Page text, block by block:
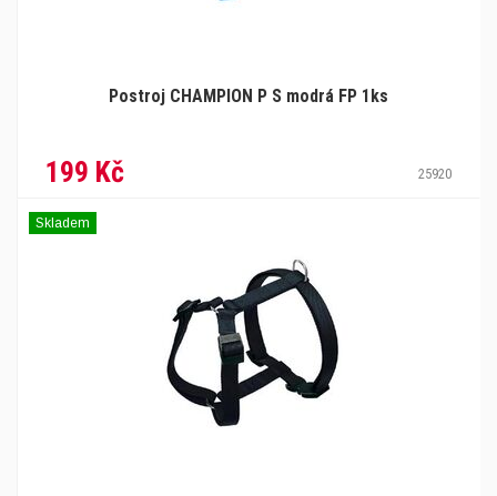
Postroj CHAMPION P S modrá FP 1ks
199 Kč 25920
Skladem